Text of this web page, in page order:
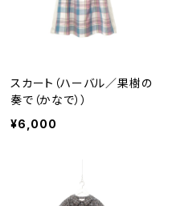
スカート（ハーバル／果樹の
奏で（かなで））
¥6,000